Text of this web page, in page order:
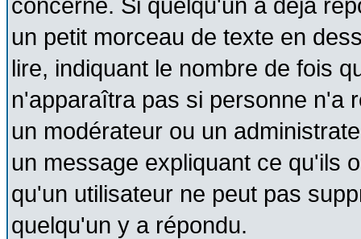
concerné. Si quelqu'un a déjà
un petit morceau de texte en
lire, indiquant le nombre de fois
n'apparaîtra pas si personne n'a
un modérateur ou un
un message expliquant ce qu'ils
qu'un utilisateur ne peut pas
quelqu'un y a répondu.